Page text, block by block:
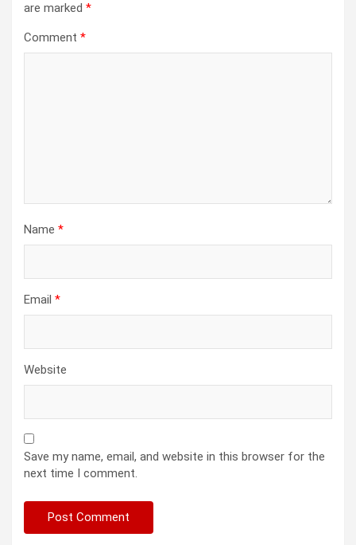
are marked *
Comment *
Name *
Email *
Website
Save my name, email, and website in this browser for the
next time I comment.